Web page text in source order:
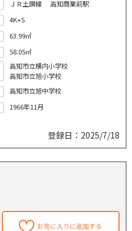
ＪＲ土讃線 高知商業前駅
4K+S
63.99㎡
58.05㎡
高知市立横内小学校
高知市立旭小学校
高知市立旭中学校
1966年11月
登録日：2025/7/18
お気に入りに追加する